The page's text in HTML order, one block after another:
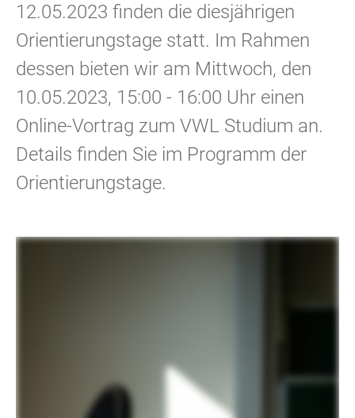
12.05.2023 finden die diesjährigen
Orientierungstage statt. Im Rahmen
dessen bieten wir am Mittwoch, den
10.05.2023, 15:00 - 16:00 Uhr einen
Online-Vortrag zum VWL Studium an.
Details finden Sie im Programm der
Orientierungstage.